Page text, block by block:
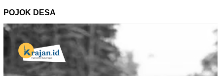
POJOK DESA